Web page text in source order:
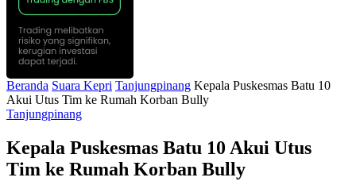
Beranda Suara Kepri Tanjungpinang Kepala Puskesmas Batu 10
Akui Utus Tim ke Rumah Korban Bully
Tanjungpinang
Kepala Puskesmas Batu 10 Akui Utus
Tim ke Rumah Korban Bully